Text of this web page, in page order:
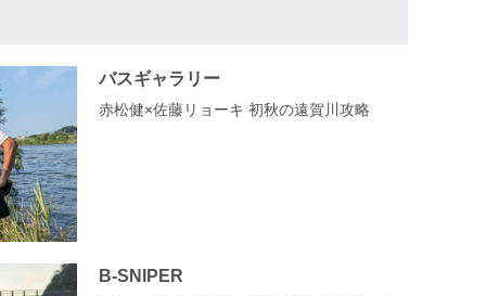
バスギャラリー
赤松健×佐藤リョーキ 初秋の遠賀川攻略
B-SNIPER